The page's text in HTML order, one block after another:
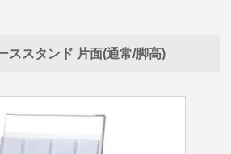
ススタンド 片面(通常/脚高)